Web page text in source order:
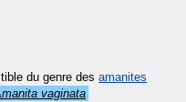
du genre des amanites
vaginata